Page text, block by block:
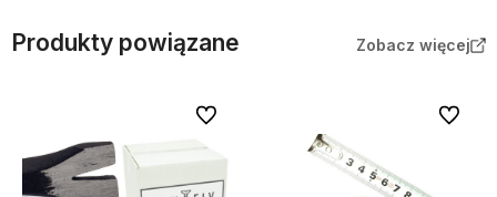
Produkty powiązane Zobacz więcej
Do ulubionych Do